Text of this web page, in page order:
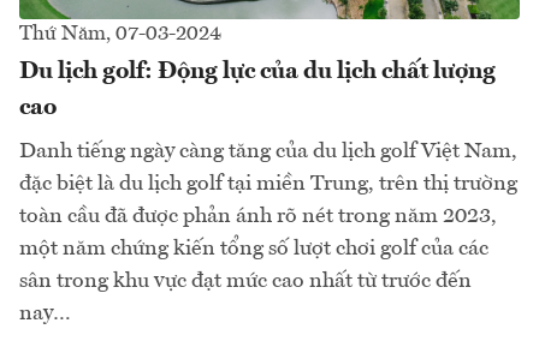
Thứ Năm, 07-03-2024
Du lịch golf: Động lực của du lịch chất lượng
cao
Danh tiếng ngày càng tăng của du lịch golf Việt Nam,
đặc biệt là du lịch golf tại miền Trung, trên thị trường
toàn cầu đã được phản ánh rõ nét trong năm 2023,
một năm chứng kiến ​​tổng số lượt chơi golf của các
sân trong khu vực đạt mức cao nhất từ trước đến
nay…